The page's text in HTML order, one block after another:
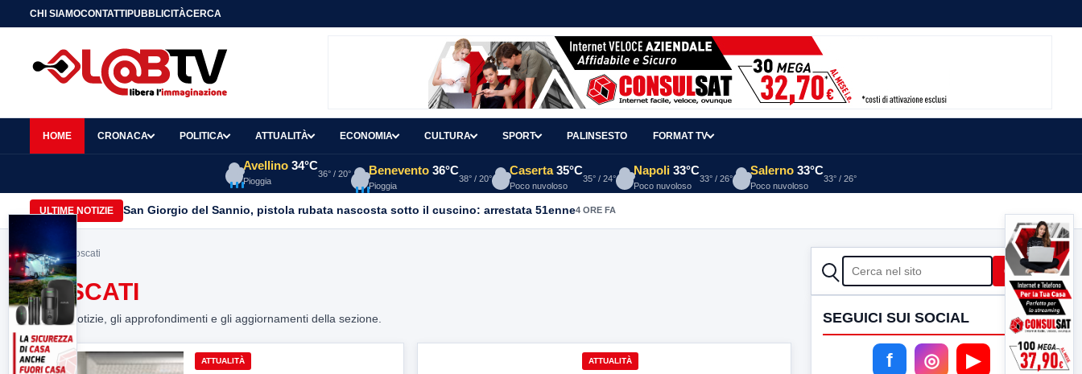
CHI SIAMOCONTATTIPUBBLICITÀCERCA
HOME CRONACA POLITICA ATTUALITÀ ECONOMIA CULTURA SPORT PALINSESTO FORMAT TV
Avellino 34°C
Pioggia
36° / 20° Benevento 36°C
Pioggia
38° / 20°
Caserta 35°C
Poco nuvoloso
35° / 24°
Napoli 33°C
Poco nuvoloso
33° / 26°
Salerno 33°C
Poco nuvoloso
33° / 26°
ULTIME NOTIZIE San Giorgio del Sannio, pistola rubata nascosta sotto il cuscino: arrestata 51enne4 ORE FA
Home> moscati
MOSCATI
Tutte le notizie, gli approfondimenti e gli aggiornamenti della sezione.
ATTUALITÀ ATTUALITÀ
CERCA Cerca
SEGUICI SUI SOCIAL
f ◎ ▶